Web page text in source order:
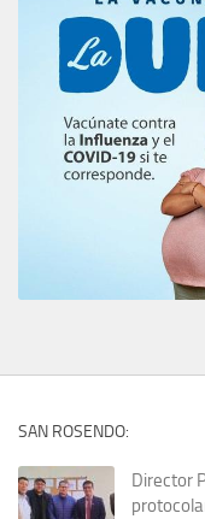
SAN ROSENDO:
Director